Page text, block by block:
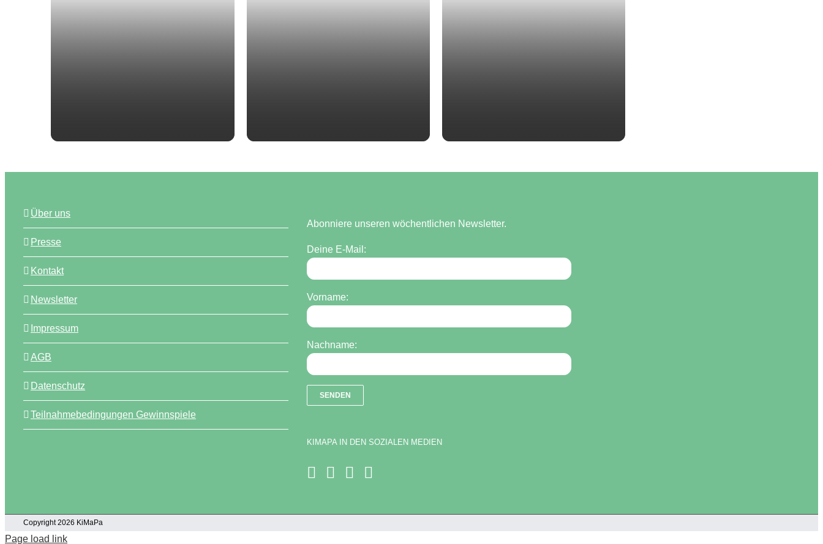
Über uns
Presse
Kontakt
Newsletter
Impressum
AGB
Datenschutz
Teilnahmebedingungen Gewinnspiele
Abonniere unseren wöchentlichen Newsletter.
Deine E-Mail:
Vorname:
Nachname:
KIMAPA IN DEN SOZIALEN MEDIEN
Copyright 2026 KiMaPa
Page load link